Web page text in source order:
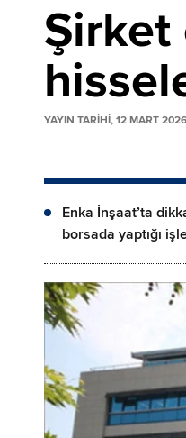
Şirket
YAYIN TARİHİ, 12 MART
Enka İnşaat’ta
borsada yaptığı